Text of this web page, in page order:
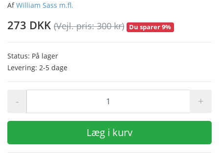
AfWilliam Sass m.fl.
273 DKK (Vejl. pris: 300 kr) Du sparer 9%
Status: På lager
Levering: 2-5 dage
- +
Læg i kurv